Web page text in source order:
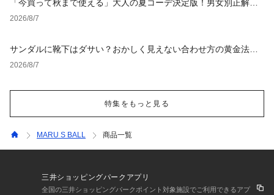
「今買って秋まで使える」大人の夏コーデ決定版！男女別正解ス
タイルとNGな着こなし
2026/8/7
サンダルに靴下はダサい？おかしく見えない合わせ方の黄金法則
と男女別おすすめコーデ
2026/8/7
特集をもっと見る
MARU S BALL 商品一覧
三井ショッピングパークアプリ
全国の三井ショッピングパークポイント対象施設でご利用できるアプ